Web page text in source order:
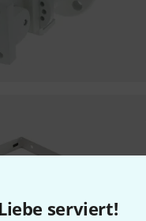
serviert!